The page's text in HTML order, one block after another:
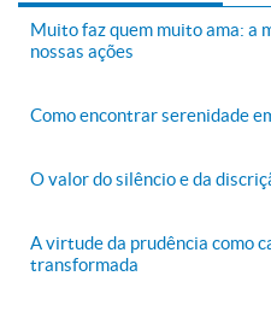
Muito faz quem muito ama: a
nossas ações
Como encontrar serenidade
O valor do silêncio e da
A virtude da prudência como
transformada